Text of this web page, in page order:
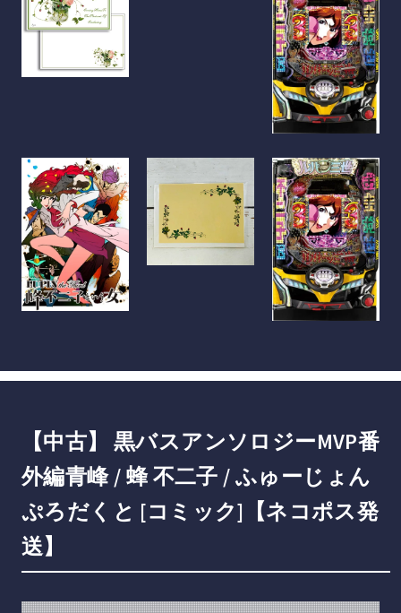
【中古】 黒バスアンソロジーMVP番
外編青峰 / 蜂 不二子 / ふゅーじょん
ぷろだくと [コミック]【ネコポス発
送】